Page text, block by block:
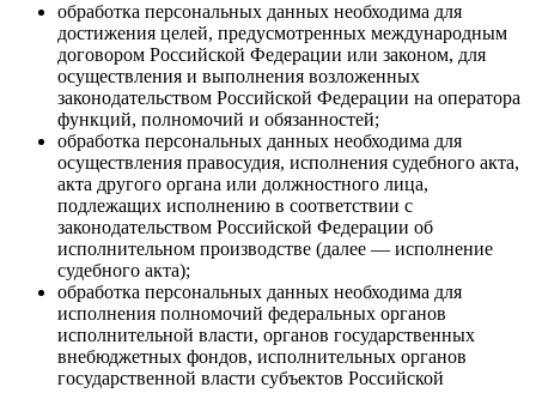
обработка персональных данных необходима для
достижения целей, предусмотренных международным
договором Российской Федерации или законом, для
осуществления и выполнения возложенных
законодательством Российской Федерации на оператора
функций, полномочий и обязанностей;
обработка персональных данных необходима для
осуществления правосудия, исполнения судебного акта,
акта другого органа или должностного лица,
подлежащих исполнению в соответствии с
законодательством Российской Федерации об
исполнительном производстве (далее — исполнение
судебного акта);
обработка персональных данных необходима для
исполнения полномочий федеральных органов
исполнительной власти, органов государственных
внебюджетных фондов, исполнительных органов
государственной власти субъектов Российской